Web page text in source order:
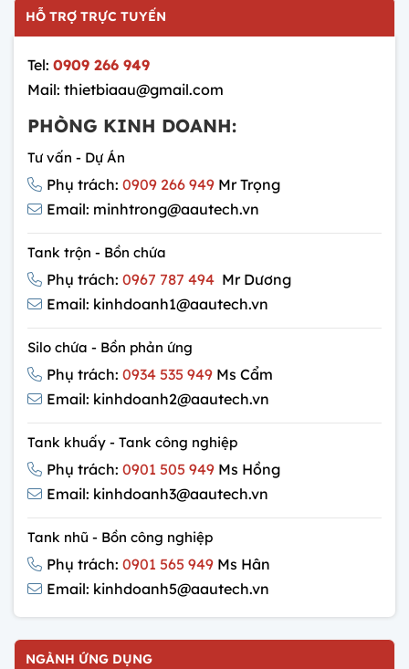
HỖ TRỢ TRỰC TUYẾN
Tel: 0909 266 949
Mail: thietbiaau@gmail.com
PHÒNG KINH DOANH:
Tư vấn - Dự Án
Phụ trách: 0909 266 949 Mr Trọng
Email: minhtrong@aautech.vn
Tank trộn - Bồn chứa
Phụ trách: 0967 787 494 Mr Dương
Email: kinhdoanh1@aautech.vn
Silo chứa - Bồn phản ứng
Phụ trách: 0934 535 949 Ms Cẩm
Email: kinhdoanh2@aautech.vn
Tank khuấy - Tank công nghiệp
Phụ trách: 0901 505 949 Ms Hồng
Email: kinhdoanh3@aautech.vn
Tank nhũ - Bồn công nghiệp
Phụ trách: 0901 565 949 Ms Hân
Email: kinhdoanh5@aautech.vn
NGÀNH ỨNG DỤNG